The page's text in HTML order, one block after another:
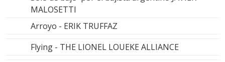
MALOSETTI
Arroyo - ERIK TRUFFAZ
Flying - THE LIONEL LOUEKE ALLIANCE